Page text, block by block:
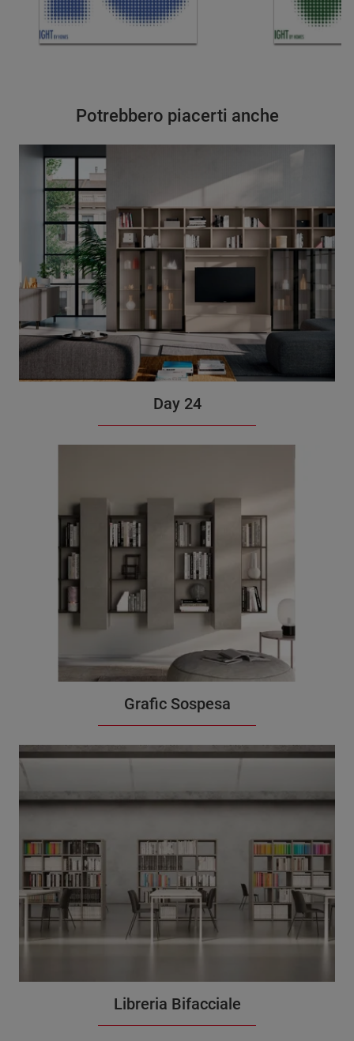
Potrebbero piacerti anche
Day 24
Grafic Sospesa
Libreria Bifacciale